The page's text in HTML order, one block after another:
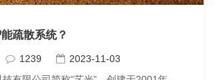
疏散系统？
1239
2023-11-03